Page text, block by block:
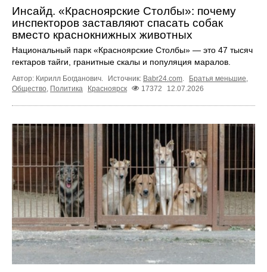
Инсайд. «Красноярские Столбы»: почему
инспекторов заставляют спасать собак
вместо краснокнижных животных
Национальный парк «Красноярские Столбы» — это 47 тысяч
гектаров тайги, гранитные скалы и популяция маралов.
Автор: Кирилл Богданович. Источник: Babr24.com Братья меньшие
Общество Политика Красноярск 17372 12.07.2026